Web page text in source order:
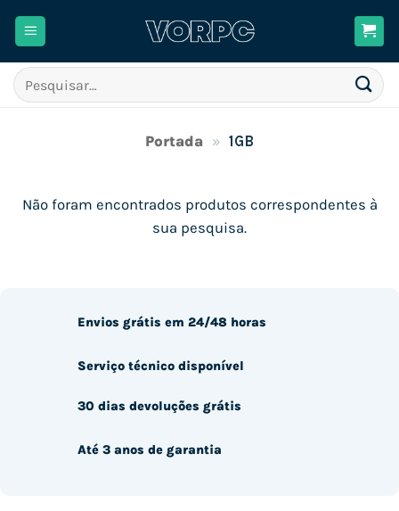
Pesquisar
por:
Portada » 1GB
Não foram encontrados produtos correspondentes à
sua pesquisa.
Envios grátis em 24/48 horas
Serviço técnico disponível
30 dias devoluções grátis
Até 3 anos de garantia